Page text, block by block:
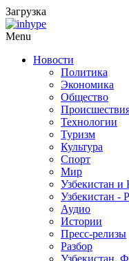
Загрузка
Menu
Новости
Политика
Экономика
Общество
Технологии
Туризм
Культура
Спорт
Мир
Узбекистан и
Узбекистан -
Аудио
Истории
Пресс-релизы
Разбор
Узбекистан.